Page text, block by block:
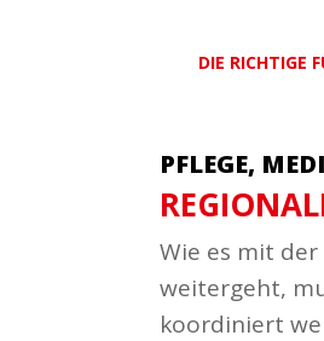
DIE RICHTIGE
PFLEGE,
Wie es mit
weitergeht,
koor­di­niert